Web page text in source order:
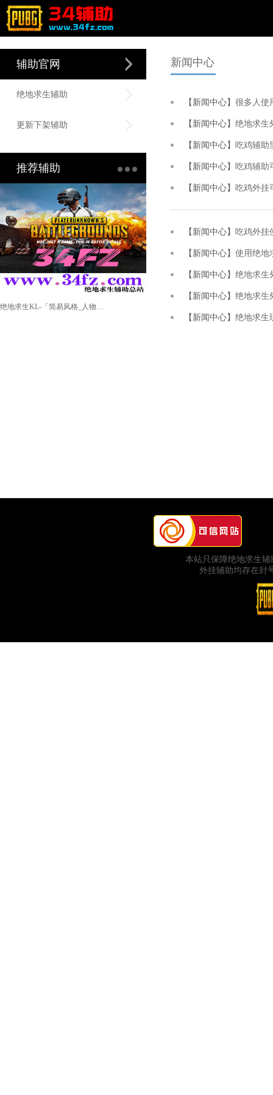
辅助官网
绝地求生辅助
更新下架辅助
推荐辅助
RPK辅助-「透视物资_人物显示_精准梓喵」
新闻中心
【新闻中心】 很多人使
【新闻中心】 绝地求生
【新闻中心】 吃鸡辅助
【新闻中心】 吃鸡辅助
【新闻中心】 吃鸡外挂
【新闻中心】 吃鸡外挂
【新闻中心】 使用绝地
【新闻中心】 绝地求生
【新闻中心】 绝地求生
【新闻中心】 绝地求生
本站只保障绝地求生
外挂辅助均存在封